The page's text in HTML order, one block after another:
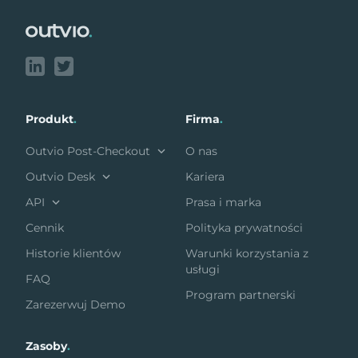
Produkt.
Outvio Post-Checkout
Outvio Desk
API
Cennik
Historie klientów
FAQ
Zarezerwuj Demo
Firma.
O nas
Kariera
Prasa i marka
Polityka prywatności
Warunki korzystania z
usługi
Program partnerski
Zasoby.